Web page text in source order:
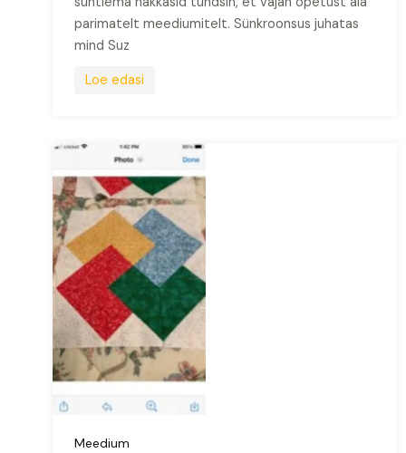
parimatelt meediumitelt. Sünkroonsus juhatas
mind Suz
Loe edasi
Meedium